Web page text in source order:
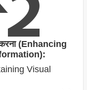
करना (Enhancing
Visual